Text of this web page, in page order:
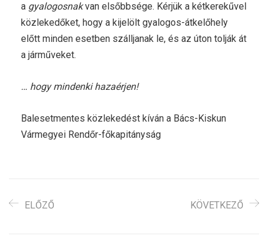
a gyalogosnakvan elsőbbsége. Kérjük a kétkerekűvel
közlekedőket, hogy a kijelölt gyalogos-átkelőhely
előtt minden esetben szálljanak le, és az úton tolják át
a járműveket.
… hogy mindenki hazaérjen!
Balesetmentes közlekedést kíván a Bács-Kiskun
Vármegyei Rendőr-főkapitányság
ELŐZŐ KÖVETKEZŐ